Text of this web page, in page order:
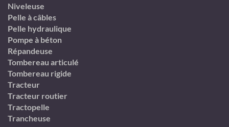
Niveleuse
Pelle à câbles
Pelle hydraulique
Pompe à béton
Répandeuse
Tombereau articulé
Tombereau rigide
Tracteur
Tracteur routier
Tractopelle
Trancheuse